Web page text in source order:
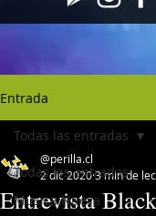
Entrada
Todas las entradas
Musica Nueva
Todas las entradas
Entrevista Black
@perilla.cl
2 dic 20203 min de